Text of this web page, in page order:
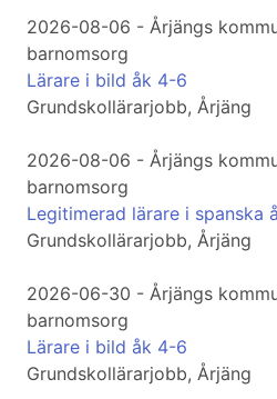
2026-08-06 - Årjängs
barnomsorg
Lärare i bild åk 4-6
Grundskollärarjobb, Årjäng
2026-08-06 - Årjängs
barnomsorg
Legitimerad lärare i spanska
Grundskollärarjobb, Årjäng
2026-06-30 - Årjängs
barnomsorg
Lärare i bild åk 4-6
Grundskollärarjobb, Årjäng